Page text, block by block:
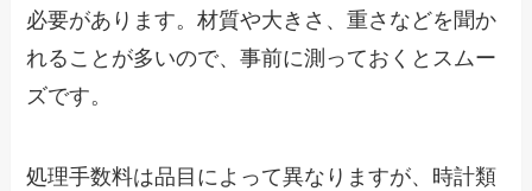
必要があります。材質や大きさ、重さなどを聞か
れることが多いので、事前に測っておくとスムー
ズです。
処理手数料は品目によって異なりますが、時計類